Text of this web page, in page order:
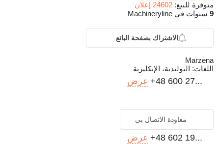
متوفرة للبيع: 24602 إعلان
9 سنوات في Machineryline
الاشتراك بصفحة البائع
Marzena
اللغات: البولندية، الإنكليزية
+48 600 27... عرض
معاودة الاتصال بي
+48 602 19... عرض